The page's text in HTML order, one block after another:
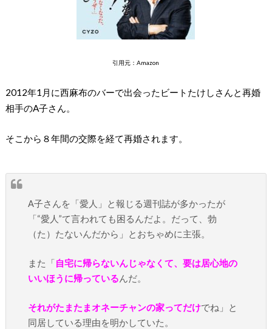
引用元：Amazon
2012年1月に西麻布のバーで出会ったビートたけしさんと再婚
相手のA子さん。
そこから８年間の交際を経て再婚されます。
A子さんを「愛人」と報じる週刊誌が多かったが
「“愛人”て言われても困るんだよ。だって、勃
（た）たないんだから」とおちゃめに主張。
また「自宅に帰らないんじゃなくて、要は居心地の
いいほうに帰っているんだ。
それがたまたまオネーチャンの家ってだけでね」と
同居している理由を明かしていた。